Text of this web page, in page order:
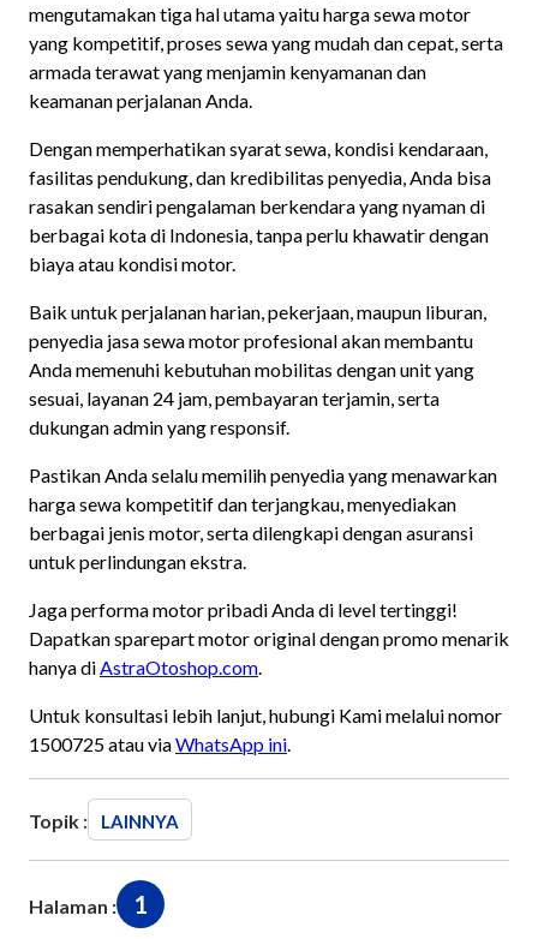
mengutamakan tiga hal utama yaitu harga sewa motor
yang kompetitif, proses sewa yang mudah dan cepat, serta
armada terawat yang menjamin kenyamanan dan
keamanan perjalanan Anda.
Dengan memperhatikan syarat sewa, kondisi kendaraan,
fasilitas pendukung, dan kredibilitas penyedia, Anda bisa
rasakan sendiri pengalaman berkendara yang nyaman di
berbagai kota di Indonesia, tanpa perlu khawatir dengan
biaya atau kondisi motor.
Baik untuk perjalanan harian, pekerjaan, maupun liburan,
penyedia jasa sewa motor profesional akan membantu
Anda memenuhi kebutuhan mobilitas dengan unit yang
sesuai, layanan 24 jam, pembayaran terjamin, serta
dukungan admin yang responsif.
Pastikan Anda selalu memilih penyedia yang menawarkan
harga sewa kompetitif dan terjangkau, menyediakan
berbagai jenis motor, serta dilengkapi dengan asuransi
untuk perlindungan ekstra.
Jaga performa motor pribadi Anda di level tertinggi!
Dapatkan sparepart motor original dengan promo menarik
hanya di AstraOtoshop.com
Untuk konsultasi lebih lanjut, hubungi Kami melalui nomor
1500725 atau viaWhatsApp ini
Topik : LAINNYA
Halaman : 1